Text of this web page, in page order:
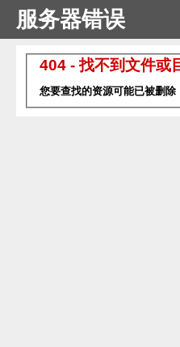
服务器错误
404 - 找不到文件或
您要查找的资源可能已被删除